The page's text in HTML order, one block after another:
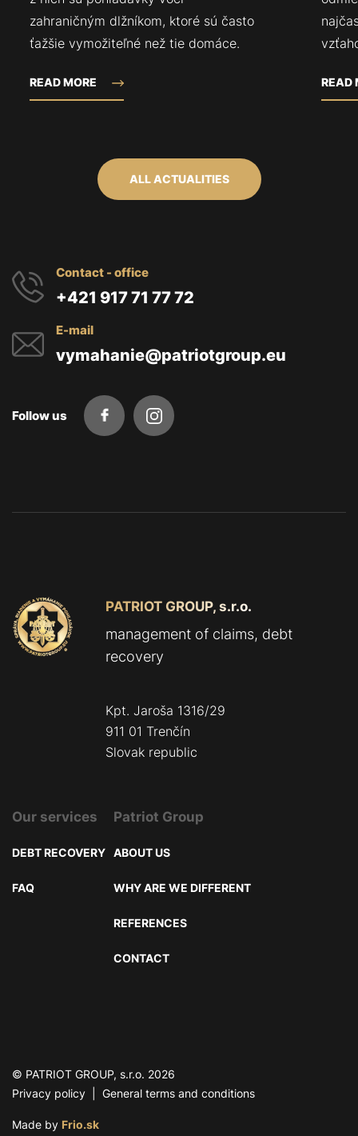
zahraničným dlžníkom, ktoré sú často
ťažšie vymožiteľné než tie domáce.
READ MORE READ
ALL ACTUALITIES
Contact - office
+421 917 71 77 72
E-mail
vymahanie@patriotgroup.eu
Follow us
PATRIOT GROUP, s.r.o.
management of claims, debt
recovery
Kpt. Jaroša 1316/29
911 01 Trenčín
Slovak republic
Our services
DEBT RECOVERY
FAQ
Patriot Group
ABOUT US
WHY ARE WE DIFFERENT
REFERENCES
CONTACT
© PATRIOT GROUP, s.r.o. 2026
Privacy policy
General terms and conditions
Made by Frio.sk